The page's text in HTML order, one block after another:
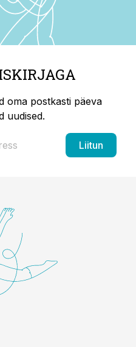
oma postkasti päeva
uudised.
Liitun